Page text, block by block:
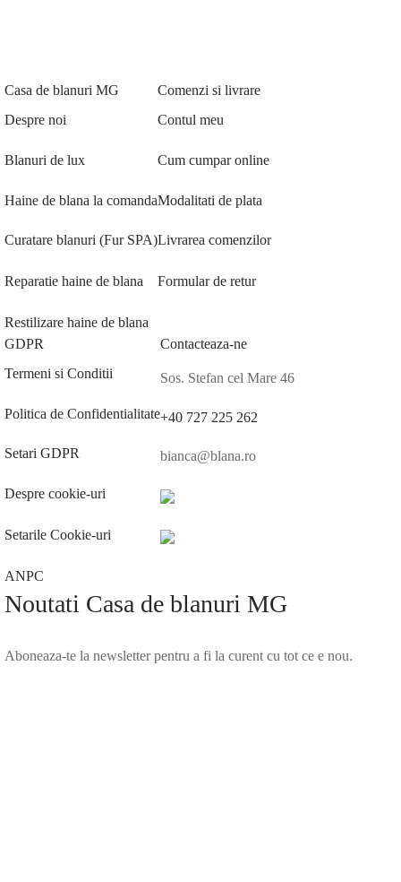
Casa de blanuri MG
Despre noi
Blanuri de lux
Haine de blana la comanda
Curatare blanuri (Fur SPA)
Reparatie haine de blana
Restilizare haine de blana
Comenzi si livrare
Contul meu
Cum cumpar online
Modalitati de plata
Livrarea comenzilor
Formular de retur
GDPR
Termeni si Conditii
Politica de Confidentialitate
Setari GDPR
Despre cookie-uri
Setarile Cookie-uri
ANPC
Contacteaza-ne
Sos. Stefan cel Mare 46
+40 727 225 262
bianca@blana.ro
Noutati Casa de blanuri MG
Aboneaza-te la newsletter pentru a fi la curent cu tot ce e nou.